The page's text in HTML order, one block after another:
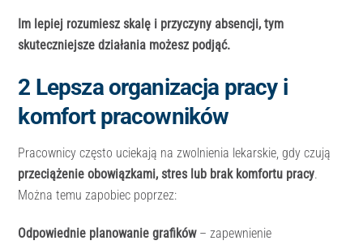
Im lepiej rozumiesz skalę i przyczyny absencji, tym
skuteczniejsze działania możesz podjąć.
2️ Lepsza organizacja pracy i
komfort pracowników
Pracownicy często uciekają na zwolnienia lekarskie, gdy czują
przeciążenie obowiązkami, stres lub brak komfortu pracy.
Można temu zapobiec poprzez:
Odpowiednie planowanie grafików– zapewnienie